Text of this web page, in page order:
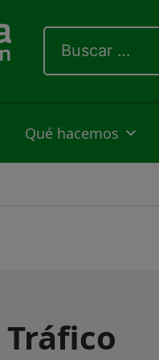
por:
Qué hacemos